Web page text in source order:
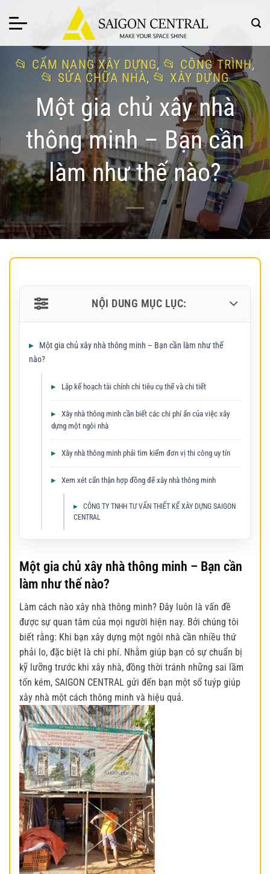
qua
CẨM NANG XÂY DỰNG, CÔNG TRÌNH,
SỬA CHỮA NHÀ, XÂY DỰNG
Một gia chủ xây nhà
thông minh – Bạn cần
làm như thế nào?
NỘI DUNG MỤC LỤC:
Một gia chủ xây nhà thông minh – Bạn cần làm như thế
nào?
Lập kế hoạch tài chính chi tiêu cụ thể và chi tiết
Xây nhà thông minh cần biết các chi phí ẩn của việc xây
dựng một ngôi nhà
Xây nhà thông minh phải tìm kiếm đơn vị thi công uy tín
Xem xét cẩn thận hợp đồng để xây nhà thông minh
CÔNG TY TNHH TƯ VẤN THIẾT KẾ XÂY DỰNG SAIGON
CENTRAL
Một gia chủ xây nhà thông minh – Bạn cần
làm như thế nào?
Làm cách nào xây nhà thông minh? Đây luôn là vấn đề
được sự quan tâm của mọi người hiện nay. Bởi chúng tôi
biết rằng: Khi bạn xây dựng một ngôi nhà cần nhiều thứ
phải lo, đặc biệt là chi phí. Nhằm giúp bạn có sự chuẩn bị
kỹ lưỡng trước khi xây nhà, đồng thời tránh những sai lầm
tốn kém, SAIGON CENTRAL gửi đến bạn một số tuýp giúp
xây nhà một cách thông minh và hiệu quả.